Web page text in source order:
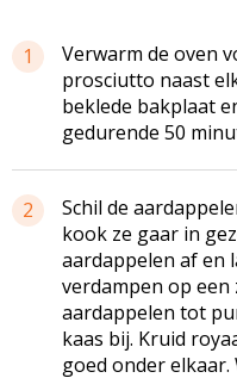
1
Verwarm de oven
prosciutto naast
beklede bakplaat
gedurende 50
2
Schil de
kook ze gaar in
aardappelen af en
verdampen op een
aardappelen tot
kaas bij. Kruid
goed onder